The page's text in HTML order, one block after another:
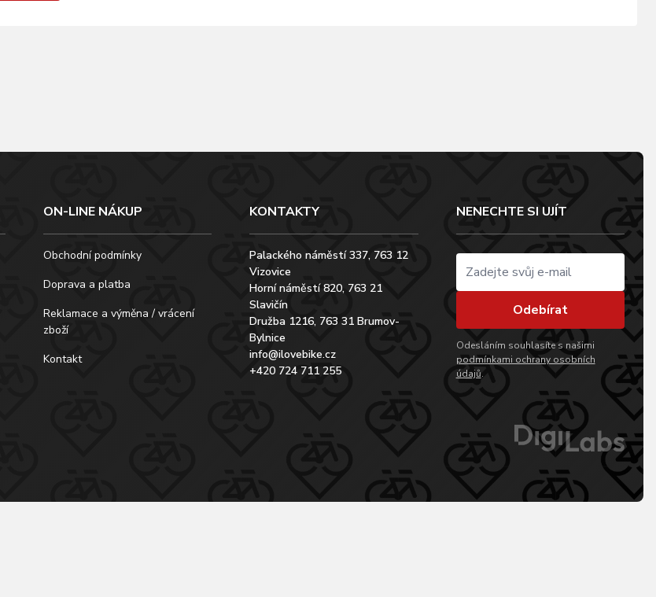
ON-LINE NÁKUP
Obchodní podmínky
Doprava a platba
Reklamace a výměna / vrácení
zboží
Kontakt
KONTAKTY
Palackého náměstí 337, 763 12
Vizovice
Horní náměstí 820, 763 21
Slavičín
Družba 1216, 763 31 Brumov-
Bylnice
info@ilovebike.cz
+420 724 711 255
NENECHTE SI UJÍT
Odebírat
Odesláním souhlasíte s našimi
podmínkami ochrany osobních
údajů.